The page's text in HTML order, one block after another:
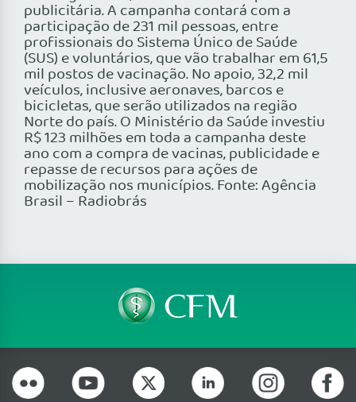
publicitária. A campanha contará com a
participação de 231 mil pessoas, entre
profissionais do Sistema Único de Saúde
(SUS) e voluntários, que vão trabalhar em 61,5
mil postos de vacinação. No apoio, 32,2 mil
veículos, inclusive aeronaves, barcos e
bicicletas, que serão utilizados na região
Norte do país. O Ministério da Saúde investiu
R$ 123 milhões em toda a campanha deste
ano com a compra de vacinas, publicidade e
repasse de recursos para ações de
mobilização nos municípios. Fonte: Agência
Brasil – Radiobrás